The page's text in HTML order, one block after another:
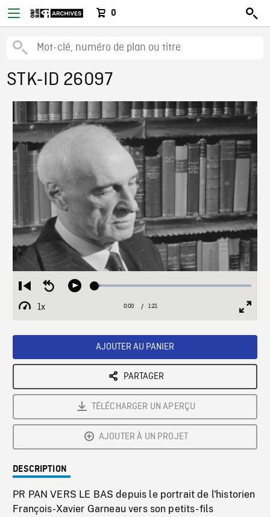
0
STK-ID 26097
Restart
from
beginning
Seek
Play Loaded:
1x
Playback
Current
0:00 / Duration
1:21
AJOUTER AU PANIER
PARTAGER
TÉLÉCHARGER UN APERÇU
AJOUTER À UN PROJET
DESCRIPTION
PR PAN VERS LE BAS depuis le portrait de l'historien
François-Xavier Garneau vers son petits-fils